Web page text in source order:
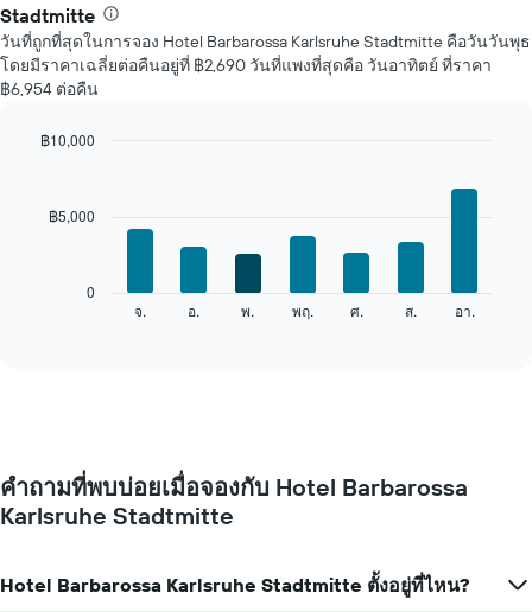
Stadtmitte
วันที่ถูกที่สุดในการจอง Hotel Barbarossa Karlsruhe Stadtmitte คือวันวันพุธ
โดยมีราคาเฉลี่ยต่อคืนอยู่ที่ ฿2,690 วันที่แพงที่สุดคือ วันอาทิตย์ ที่ราคา
฿6,954 ต่อคืน
แผนภูมิ
พัก
ใน
ของ
จ. อ. พ. พฤ. ศ. ส. อา.
0
฿5,000
฿10,000
คำถามที่พบบ่อยเมื่อจองกับ Hotel Barbarossa
Karlsruhe Stadtmitte
Hotel Barbarossa Karlsruhe Stadtmitte ตั้งอยู่ที่ไหน?